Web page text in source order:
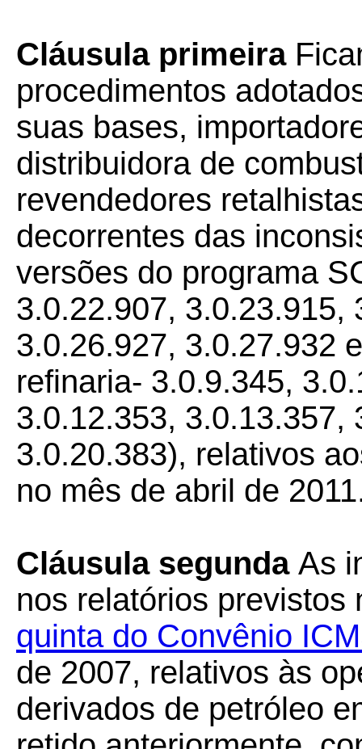
Cláusula primeira
procedimentos
suas bases,
distribuidora de
revendedores
decorrentes das
versões do programa
3.0.22.907, 3.0.23.915,
3.0.26.927, 3.0.27.932
refinaria- 3.0.9.345,
3.0.12.353, 3.0.13.357,
3.0.20.383), relativos
no mês de abril de
Cláusula segunda As
nos relatórios previstos
quinta do Convênio
de 2007, relativos às
derivados de petróleo